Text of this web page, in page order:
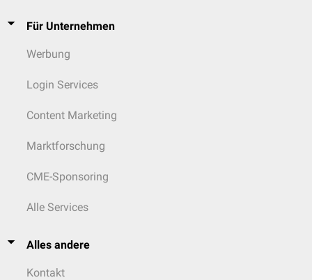
Für Unternehmen
Werbung
Login Services
Content Marketing
Marktforschung
CME-Sponsoring
Alle Services
Alles andere
Kontakt